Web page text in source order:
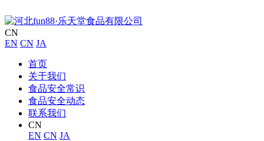
CN
EN CN JA
首页
关于我们
食品安全常识
食品安全动态
联系我们
CN
EN CN JA